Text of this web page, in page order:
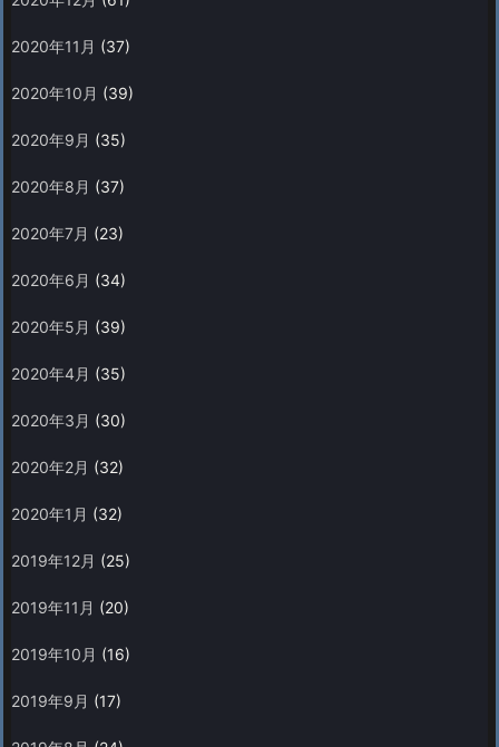
2020年11月 (37)
2020年10月 (39)
2020年9月 (35)
2020年8月 (37)
2020年7月 (23)
2020年6月 (34)
2020年5月 (39)
2020年4月 (35)
2020年3月 (30)
2020年2月 (32)
2020年1月 (32)
2019年12月 (25)
2019年11月 (20)
2019年10月 (16)
2019年9月 (17)